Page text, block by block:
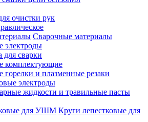
очистки рук
Сварочные материалы
электроды
для сварки
комплектующие
горелки и плазменные резаки
электроды
жидкости и травильные пасты
Круги лепестковые для